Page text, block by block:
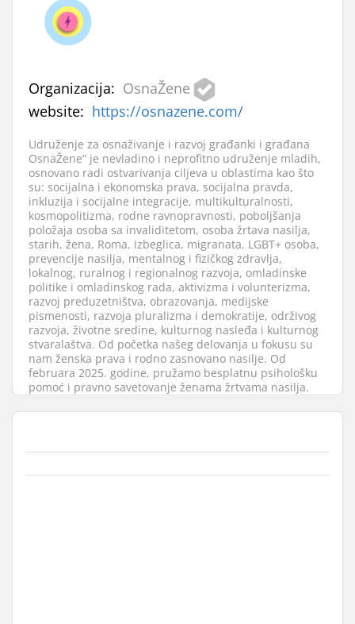
Organizacija: OsnaŽene
website: https://osnazene.com/
Udruženje za osnaživanje i razvoj građanki i građana
OsnaŽene” je nevladino i neprofitno udruženje mladih,
osnovano radi ostvarivanja ciljeva u oblastima kao što
su: socijalna i ekonomska prava, socijalna pravda,
inkluzija i socijalne integracije, multikulturalnosti,
kosmopolitizma, rodne ravnopravnosti, poboljšanja
položaja osoba sa invaliditetom, osoba žrtava nasilja,
starih, žena, Roma, izbeglica, migranata, LGBT+ osoba,
prevencije nasilja, mentalnog i fizičkog zdravlja,
lokalnog, ruralnog i regionalnog razvoja, omladinske
politike i omladinskog rada, aktivizma i volunterizma,
razvoj preduzetništva, obrazovanja, medijske
pismenosti, razvoja pluralizma i demokratije, održivog
razvoja, životne sredine, kulturnog nasleđa i kulturnog
stvaralaštva. Od početka našeg delovanja u fokusu su
nam ženska prava i rodno zasnovano nasilje. Od
februara 2025. godine, pružamo besplatnu psihološku
pomoć i pravno savetovanje ženama žrtvama nasilja.